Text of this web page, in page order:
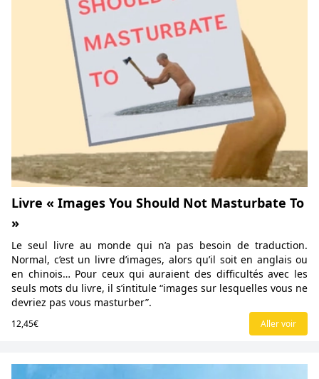
Livre « Images You Should Not Masturbate To
»
Le seul livre au monde qui n’a pas besoin de traduction.
Normal, c’est un livre d’images, alors qu’il soit en anglais ou
en chinois… Pour ceux qui auraient des difficultés avec les
seuls mots du livre, il s’intitule “images sur lesquelles vous ne
devriez pas vous masturber”.
12,45€ Aller voir